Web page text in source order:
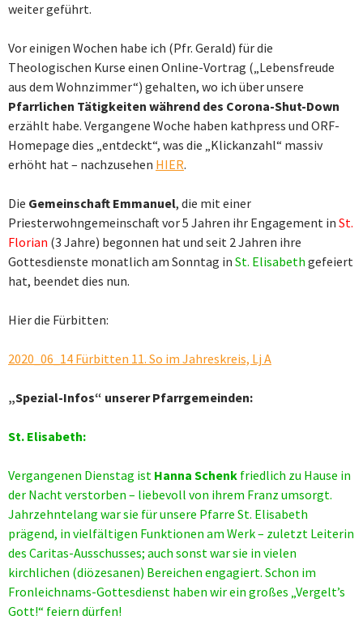
weiter geführt.
Vor einigen Wochen habe ich (Pfr. Gerald) für die
Theologischen Kurse einen Online-Vortrag („Lebensfreude
aus dem Wohnzimmer“) gehalten, wo ich über unsere
Pfarrlichen Tätigkeiten während des Corona-Shut-Down
erzählt habe. Vergangene Woche haben kathpress und ORF-
Homepage dies „entdeckt“, was die „Klickanzahl“ massiv
erhöht hat – nachzusehen HIER.
Die Gemeinschaft Emmanuel, die mit einer
Priesterwohngemeinschaft vor 5 Jahren ihr Engagement in St.
Florian (3 Jahre) begonnen hat und seit 2 Jahren ihre
Gottesdienste monatlich am Sonntag in St. Elisabeth gefeiert
hat, beendet dies nun.
Hier die Fürbitten:
2020_06_14 Fürbitten 11. So im Jahreskreis, Lj A
„Spezial-Infos“ unserer Pfarrgemeinden:
St. Elisabeth:
Vergangenen Dienstag ist Hanna Schenk friedlich zu Hause in
der Nacht verstorben – liebevoll von ihrem Franz umsorgt.
Jahrzehntelang war sie für unsere Pfarre St. Elisabeth
prägend, in vielfältigen Funktionen am Werk – zuletzt Leiterin
des Caritas-Ausschusses; auch sonst war sie in vielen
kirchlichen (diözesanen) Bereichen engagiert. Schon im
Fronleichnams-Gottesdienst haben wir ein großes „Vergelt’s
Gott!“ feiern dürfen!